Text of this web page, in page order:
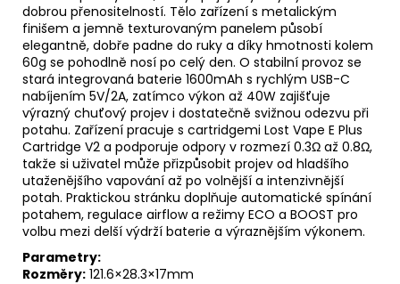
dobrou přenositelností. Tělo zařízení s metalickým
finišem a jemně texturovaným panelem působí
elegantně, dobře padne do ruky a díky hmotnosti kolem
60g se pohodlně nosí po celý den. O stabilní provoz se
stará integrovaná baterie 1600mAh s rychlým USB-C
nabíjením 5V/2A, zatímco výkon až 40W zajišťuje
výrazný chuťový projev i dostatečně svižnou odezvu při
potahu. Zařízení pracuje s cartridgemi Lost Vape E Plus
Cartridge V2 a podporuje odpory v rozmezí 0.3Ω až 0.8Ω,
takže si uživatel může přizpůsobit projev od hladšího
utaženějšího vapování až po volnější a intenzivnější
potah. Praktickou stránku doplňuje automatické spínání
potahem, regulace airflowa režimy ECO a BOOST pro
volbu mezi delší výdrží baterie a výraznějším výkonem.
Parametry:
Rozměry: 121.6×28.3×17mm